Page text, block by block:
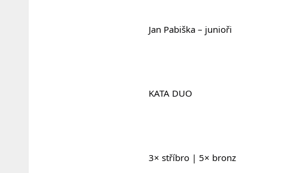
				Jan Pabiška – junioři
				KATA DUO
				3× stříbro | 5× bronz